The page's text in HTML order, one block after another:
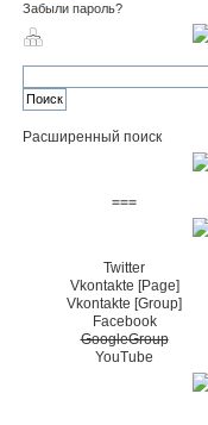
Забыли пароль?
Расширенный поиск
===
Twitter
Vkontakte [Page]
Vkontakte [Group]
Facebook
GoogleGroup
YouTube